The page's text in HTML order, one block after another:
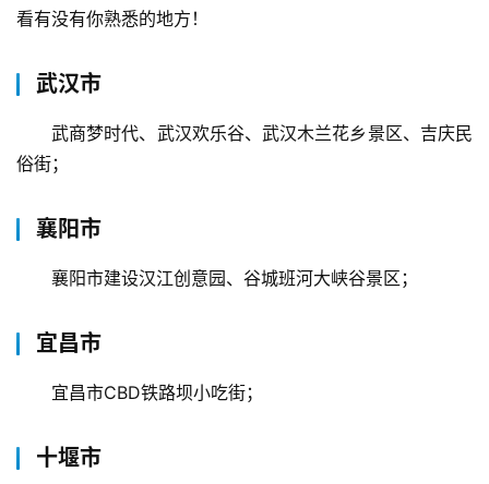
看有没有你熟悉的地方！
武汉市
武商梦时代、武汉欢乐谷、武汉木兰花乡景区、吉庆民
俗街；
襄阳市
襄阳市建设汉江创意园、谷城班河大峡谷景区；
宜昌市
宜昌市CBD铁路坝小吃街；
十堰市